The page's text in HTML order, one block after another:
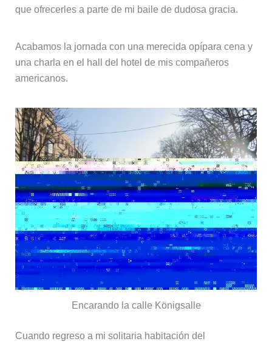
que ofrecerles a parte de mi baile de dudosa gracia.
Acabamos la jornada con una merecida opípara cena y
una charla en el hall del hotel de mis compañeros
americanos.
Encarando la calle Königsalle
Cuando regreso a mi solitaria habitación del